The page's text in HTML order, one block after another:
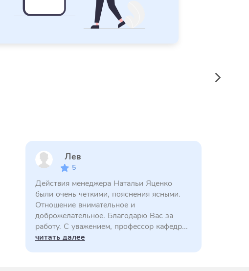
Лев
5
Действия менеджера Натальи Яценко
были очень четкими, пояснения ясными.
Отношение внимательное и
доброжелательное. Благодарю Вас за
работу. С уважением, профессор кафедр...
читать далее